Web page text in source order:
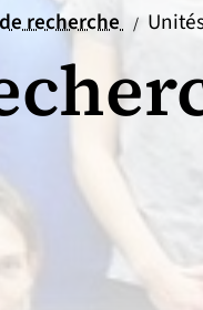
recherche /